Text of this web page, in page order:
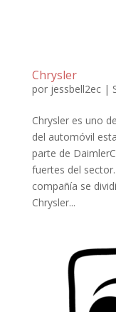
Chrysler
por jessbell2ec|
Chrysler es uno
del automóvil
parte de
fuertes del
compañía se
Chrysler...